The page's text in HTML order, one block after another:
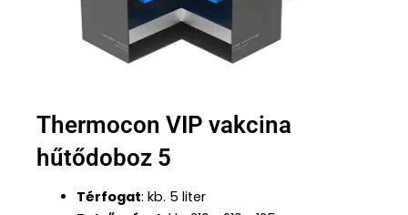
Thermocon VIP vakcina
hűtődoboz 5
Térfogat: kb. 5 liter